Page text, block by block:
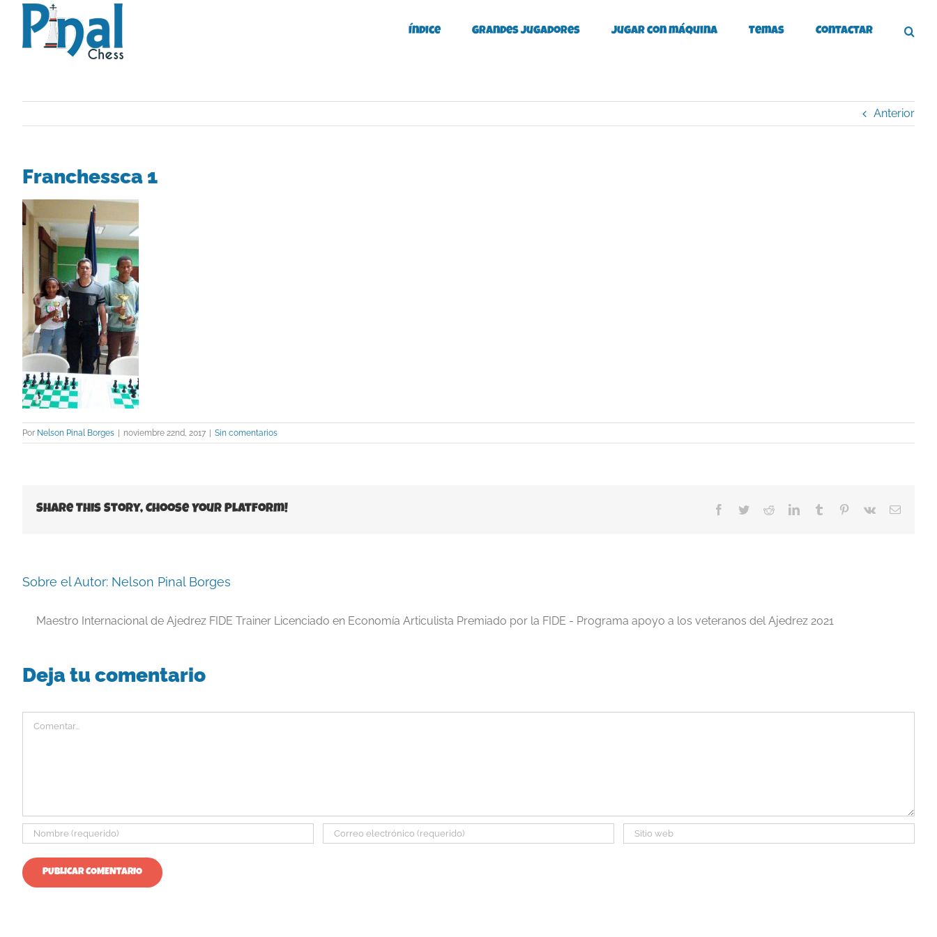
Saltar
contenido
Índice Grandes Jugadores Jugar con máquina Temas Contactar
Anterior
Franchessca 1
Por Nelson Pinal Borges | noviembre 22nd, 2017 | Sin comentarios
Share This Story, Choose Your Platform! Facebook
TwitterRedditLinkedInTumblr Pinterest
Vk
Correo
Sobre el Autor: Nelson Pinal Borges
Maestro Internacional de Ajedrez FIDE Trainer Licenciado en Economía Articulista Premiado por la FIDE - Programa apoyo a los veteranos del Ajedrez 2021
Deja tu comentario